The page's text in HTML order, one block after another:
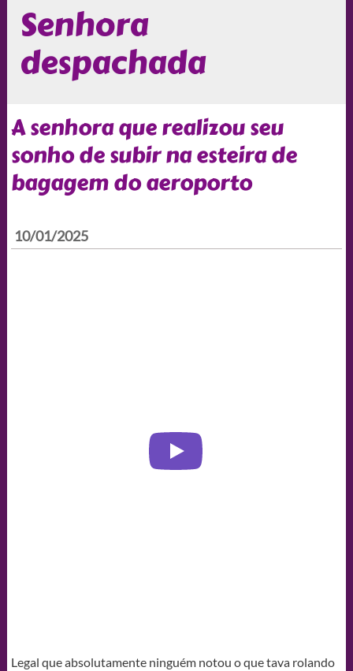
Senhora
despachada
A senhora que realizou seu
sonho de subir na esteira de
bagagem do aeroporto
10/01/2025
Legal que absolutamente ninguém notou o que tava rolando